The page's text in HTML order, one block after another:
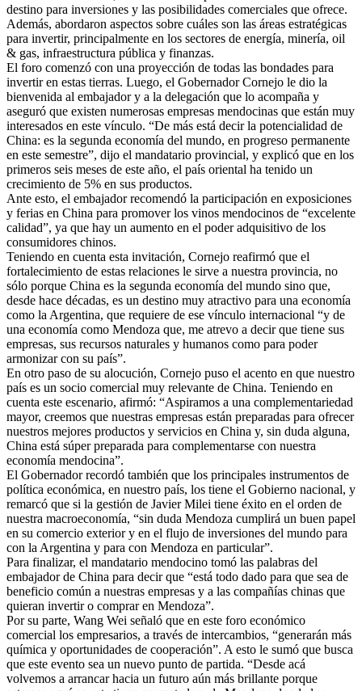
destino para inversiones y las posibilidades comerciales que ofrece.
Además, abordaron aspectos sobre cuáles son las áreas estratégicas
para invertir, principalmente en los sectores de energía, minería, oil
& gas, infraestructura pública y finanzas.
El foro comenzó con una proyección de todas las bondades para
invertir en estas tierras. Luego, el Gobernador Cornejo le dio la
bienvenida al embajador y a la delegación que lo acompaña y
aseguró que existen numerosas empresas mendocinas que están muy
interesados en este vínculo. “De más está decir la potencialidad de
China: es la segunda economía del mundo, en progreso permanente
en este semestre”, dijo el mandatario provincial, y explicó que en los
primeros seis meses de este año, el país oriental ha tenido un
crecimiento de 5% en sus productos.
Ante esto, el embajador recomendó la participación en exposiciones
y ferias en China para promover los vinos mendocinos de “excelente
calidad”, ya que hay un aumento en el poder adquisitivo de los
consumidores chinos.
Teniendo en cuenta esta invitación, Cornejo reafirmó que el
fortalecimiento de estas relaciones le sirve a nuestra provincia, no
sólo porque China es la segunda economía del mundo sino que,
desde hace décadas, es un destino muy atractivo para una economía
como la Argentina, que requiere de ese vínculo internacional “y de
una economía como Mendoza que, me atrevo a decir que tiene sus
empresas, sus recursos naturales y humanos como para poder
armonizar con su país”.
En otro paso de su alocución, Cornejo puso el acento en que nuestro
país es un socio comercial muy relevante de China. Teniendo en
cuenta este escenario, afirmó: “Aspiramos a una complementariedad
mayor, creemos que nuestras empresas están preparadas para ofrecer
nuestros mejores productos y servicios en China y, sin duda alguna,
China está súper preparada para complementarse con nuestra
economía mendocina”.
El Gobernador recordó también que los principales instrumentos de
política económica, en nuestro país, los tiene el Gobierno nacional, y
remarcó que si la gestión de Javier Milei tiene éxito en el orden de
nuestra macroeconomía, “sin duda Mendoza cumplirá un buen papel
en su comercio exterior y en el flujo de inversiones del mundo para
con la Argentina y para con Mendoza en particular”.
Para finalizar, el mandatario mendocino tomó las palabras del
embajador de China para decir que “está todo dado para que sea de
beneficio común a nuestras empresas y a las compañías chinas que
quieran invertir o comprar en Mendoza”.
Por su parte, Wang Wei señaló que en este foro económico
comercial los empresarios, a través de intercambios, “generarán más
química y oportunidades de cooperación”. A esto le sumó que busca
que este evento sea un nuevo punto de partida. “Desde acá
volvemos a arrancar hacia un futuro aún más brillante porque